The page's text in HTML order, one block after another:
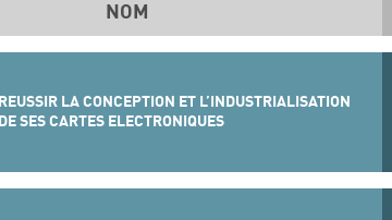
NOM
REUSSIR LA CONCEPTION ET L’INDUSTRIALISATION
DE SES CARTES ELECTRONIQUES